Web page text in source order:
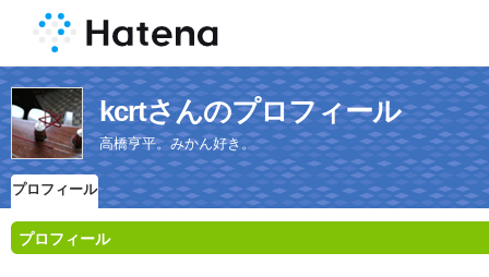
kcrtさんのプロフィール
高橋亨平。みかん好き。
プロフィール
プロフィール